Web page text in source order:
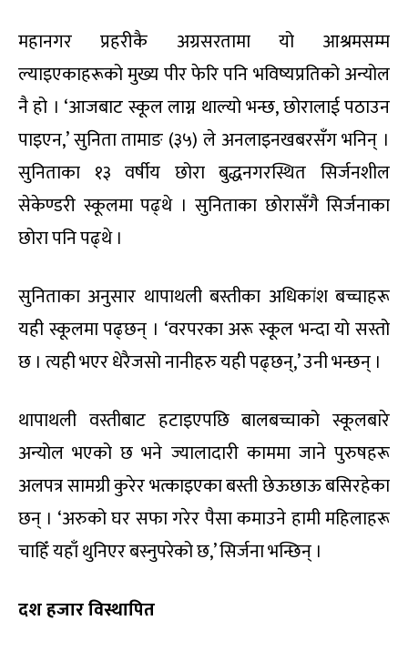
महानगर प्रहरीकै अग्रसरतामा यो आश्रमसम्म
ल्याइएकाहरूको मुख्य पीर फेरि पनि भविष्यप्रतिको अन्योल
नै हो । ‘आजबाट स्कूल लाग्न थाल्यो भन्छ, छोरालाई पठाउन
पाइएन,’ सुनिता तामाङ (३५) ले अनलाइनखबरसँग भनिन् ।
सुनिताका १३ वर्षीय छोरा बुद्धनगरस्थित सिर्जनशील
सेकेण्डरी स्कूलमा पढ्थे । सुनिताका छोरासँगै सिर्जनाका
छोरा पनि पढ्थे ।
सुनिताका अनुसार थापाथली बस्तीका अधिकांश बच्चाहरू
यही स्कूलमा पढ्छन् । ‘वरपरका अरू स्कूल भन्दा यो सस्तो
छ । त्यही भएर धेरैजसो नानीहरु यही पढ्छन्,’ उनी भन्छन् ।
थापाथली वस्तीबाट हटाइएपछि बालबच्चाको स्कूलबारे
अन्योल भएको छ भने ज्यालादारी काममा जाने पुरुषहरू
अलपत्र सामग्री कुरेर भत्काइएका बस्ती छेऊछाऊ बसिरहेका
छन् । ‘अरुको घर सफा गरेर पैसा कमाउने हामी महिलाहरू
चाहिँ यहाँ थुनिएर बस्नुपरेको छ,’ सिर्जना भन्छिन् ।
दश हजार विस्थापित